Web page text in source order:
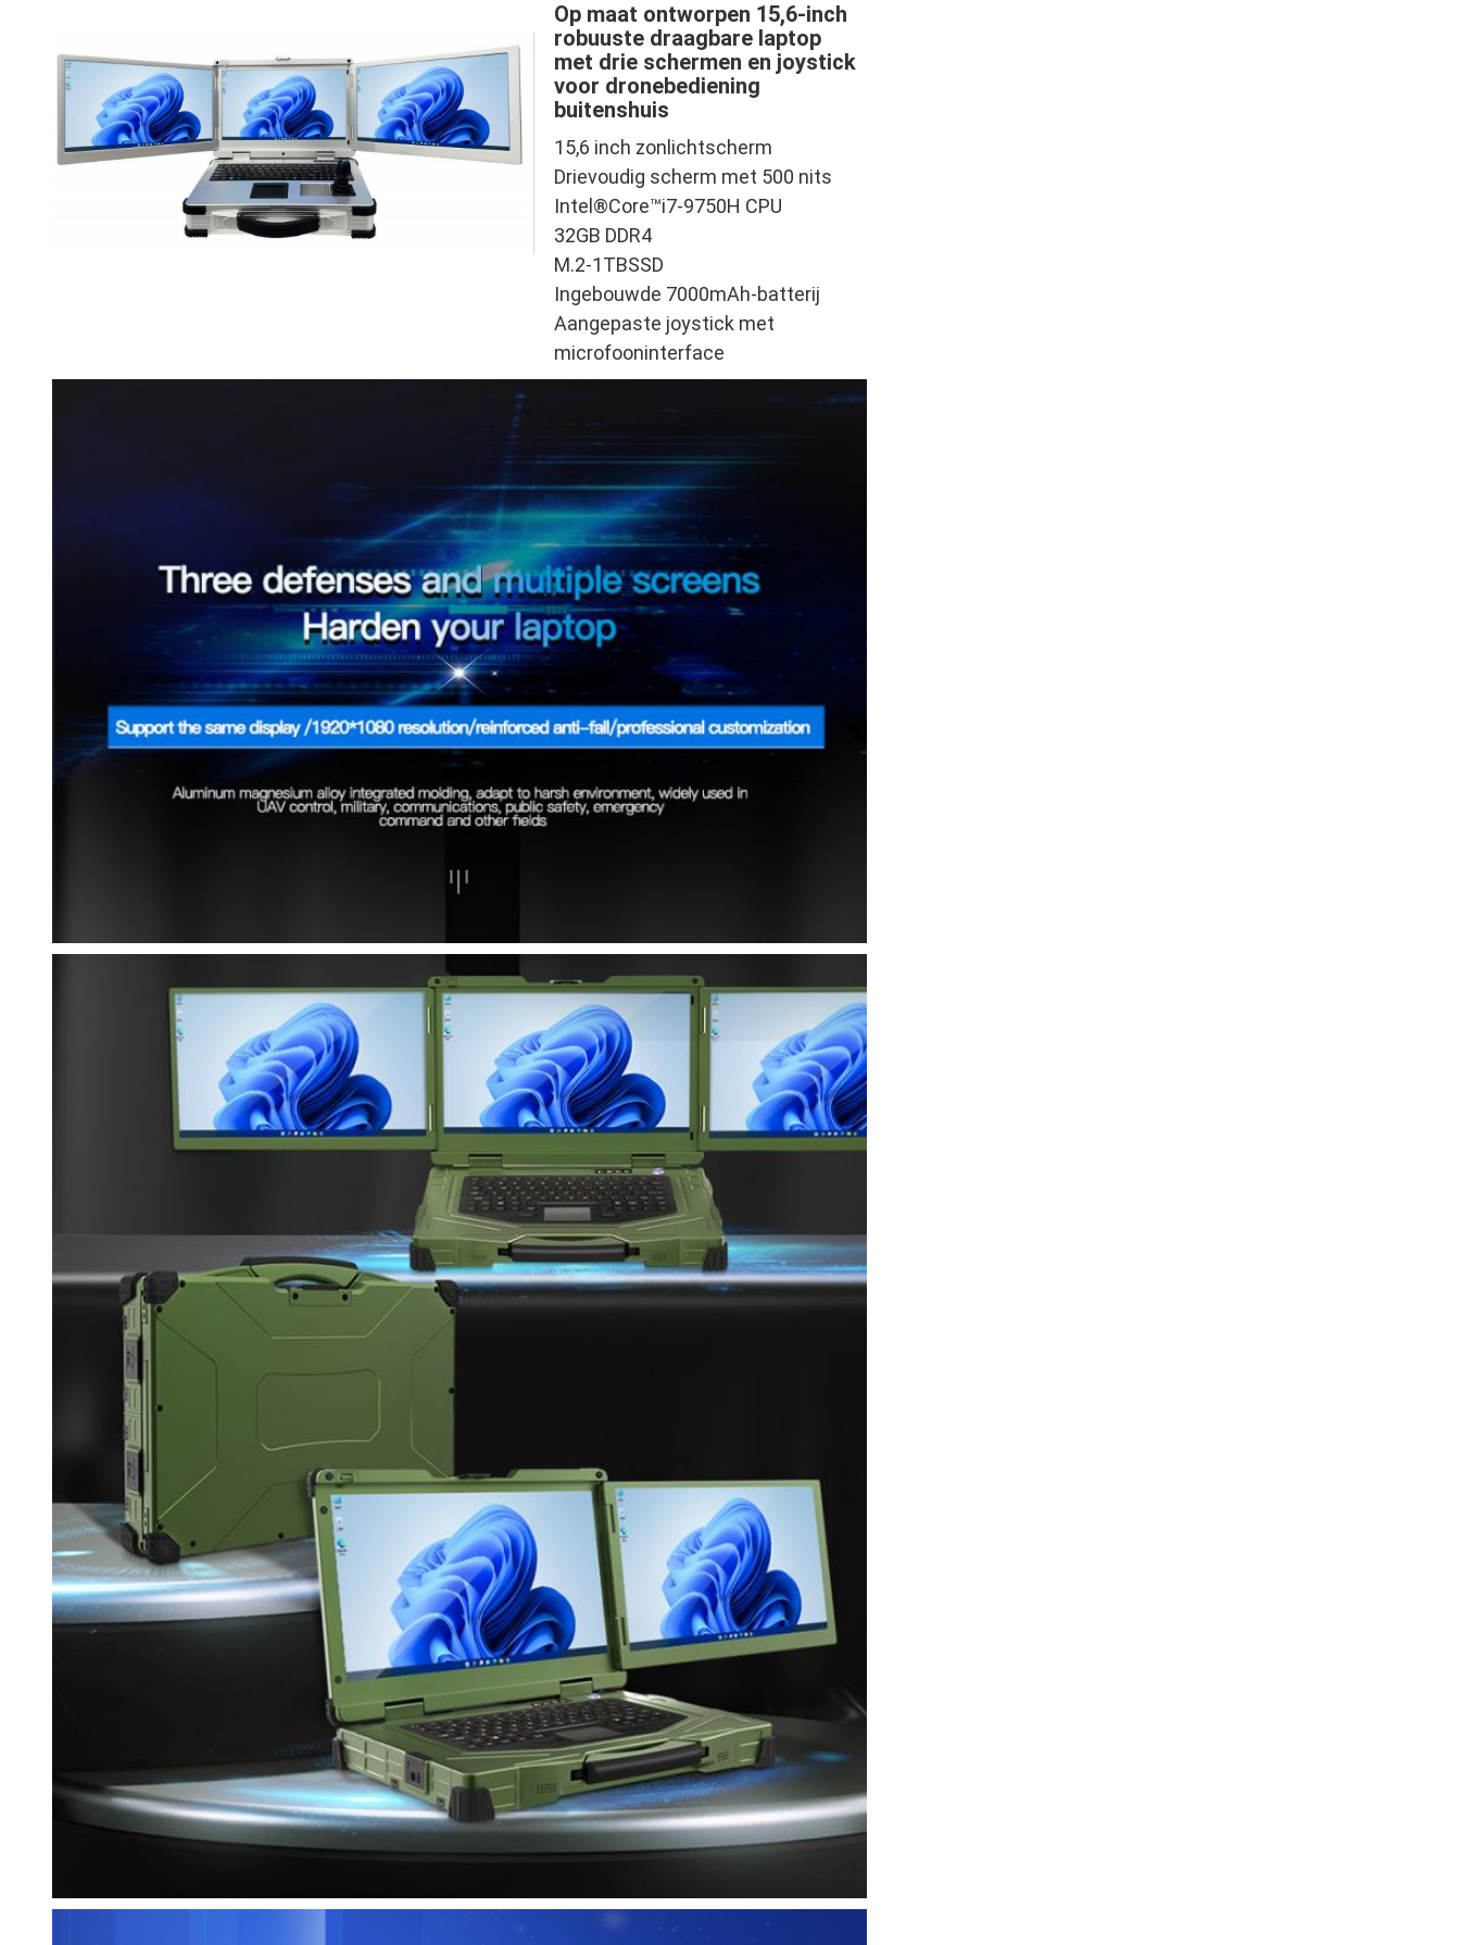
Op maat ontworpen 15,6-inch
robuuste draagbare laptop
met drie schermen en joystick
voor dronebediening
buitenshuis
15,6 inch zonlichtscherm
Drievoudig scherm met 500 nits
Intel®Core™i7-9750H CPU
32GB DDR4
M.2-1TBSSD
Ingebouwde 7000mAh-batterij
Aangepaste joystick met
microfooninterface